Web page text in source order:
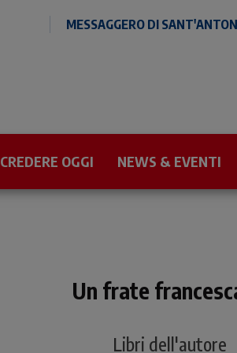
MESSAGGERO DI
CREDERE OGGI NEWS & EVENTI
Un frate
Libri dell'autore